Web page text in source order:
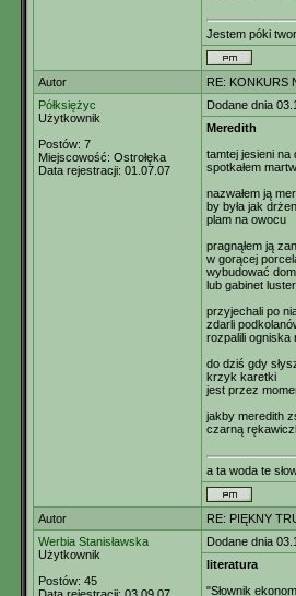
Jestem póki
Autor
RE: KONKURS
Półksiężyc
Użytkownik
Postów: 7
Miejscowość: Ostrołęka
Data rejestracji: 01.07.07
Dodane dnia
Meredith
tamtej jesieni na
spotkałem
nazwałem ją
by była jak
plam na owocu
pragnąłem ją
w gorącej
wybudować dom
lub gabinet luster
przyjechali po
zdarli
rozpalili ogniska
do dziś gdy
krzyk karetki
jest przez
jakby meredith
czarną
a ta woda te
Autor
RE: PIĘKNY
Werbia Stanisławska
Użytkownik
Postów: 45
Dodane dnia
literatura
"Słownik